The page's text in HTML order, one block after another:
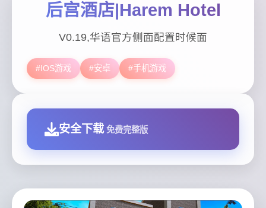
后宫酒店|Harem Hotel
V0.19,华语官方侧面配置时候面
#IOS游戏 #安卓 #手机游戏
安全下载 免费完整版